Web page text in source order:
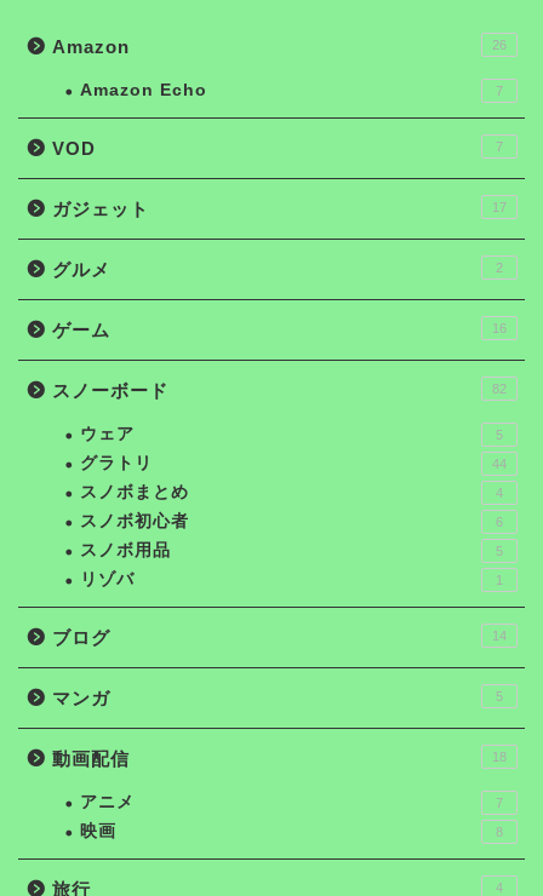
Amazon 26
Amazon Echo 7
VOD 7
ガジェット 17
グルメ 2
ゲーム 16
スノーボード 82
ウェア 5
グラトリ 44
スノボまとめ 4
スノボ初心者 6
スノボ用品 5
リゾバ 1
ブログ 14
マンガ 5
動画配信 18
アニメ 7
映画 8
旅行 4